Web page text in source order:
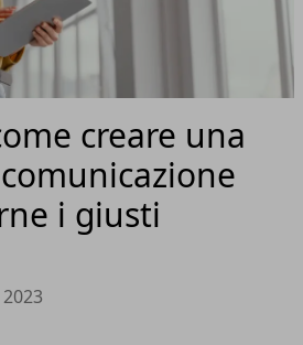
creare una
i giusti